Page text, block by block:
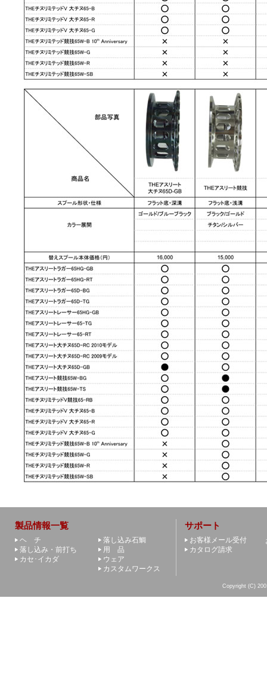
製品情報一覧
ヘ チ
落し込み・前打ち
カセ･イカダ
落し込み石鯛
用 品
ウェア
カスタムワークス
サポート
お客様メール受付
カタログ請求
Copyright (C)